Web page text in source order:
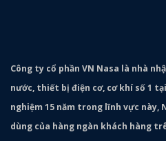
Công ty cổ phần VN Nasa là nhà
nước, thiết bị điện cơ, cơ khí số 1
nghiệm 15 năm trong lĩnh vực
dùng của hàng ngàn khách hàng